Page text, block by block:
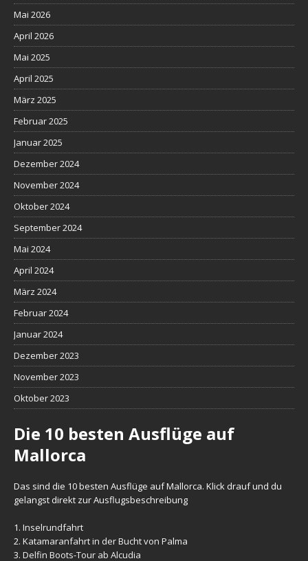
Mai 2026
April 2026
Mai 2025
April 2025
März 2025
Februar 2025
Januar 2025
Dezember 2024
November 2024
Oktober 2024
September 2024
Mai 2024
April 2024
März 2024
Februar 2024
Januar 2024
Dezember 2023
November 2023
Oktober 2023
Die 10 besten Ausflüge auf
Mallorca
Das sind die 10 besten Ausflüge auf Mallorca. Klick drauf und du
gelangst direkt zur Ausflugsbeschreibung
1. Inselrundfahrt
2. Katamaranfahrt in der Bucht von Palma
3. Delfin Boots-Tour ab Alcudia